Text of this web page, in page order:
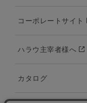
コーポレートサイト
ハラウ主宰者様へ
カタログ